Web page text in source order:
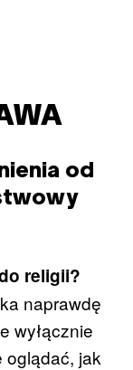
od
religii?
naprawdę
wyłącznie
oglądać, jak